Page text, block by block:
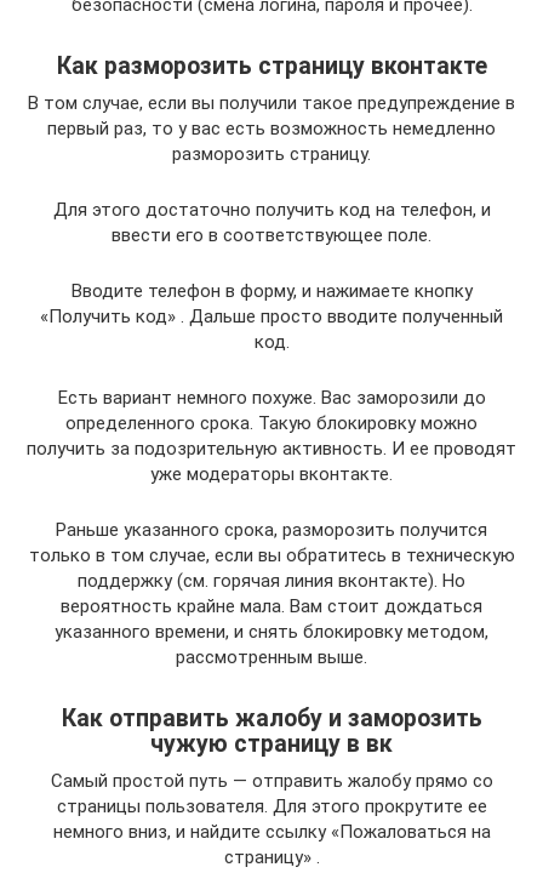
безопасности (смена логина, пароля и прочее).
Как разморозить страницу вконтакте
В том случае, если вы получили такое предупреждение в
первый раз, то у вас есть возможность немедленно
разморозить страницу.
Для этого достаточно получить код на телефон, и
ввести его в соответствующее поле.
Вводите телефон в форму, и нажимаете кнопку
«Получить код» . Дальше просто вводите полученный
код.
Есть вариант немного похуже. Вас заморозили до
определенного срока. Такую блокировку можно
получить за подозрительную активность. И ее проводят
уже модераторы вконтакте.
Раньше указанного срока, разморозить получится
только в том случае, если вы обратитесь в техническую
поддержку (см. горячая линия вконтакте). Но
вероятность крайне мала. Вам стоит дождаться
указанного времени, и снять блокировку методом,
рассмотренным выше.
Как отправить жалобу и заморозить
чужую страницу в вк
Самый простой путь — отправить жалобу прямо со
страницы пользователя. Для этого прокрутите ее
немного вниз, и найдите ссылку «Пожаловаться на
страницу» .